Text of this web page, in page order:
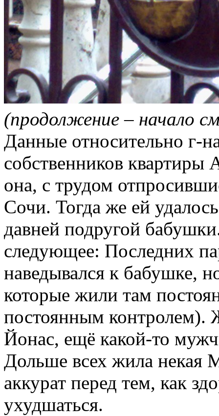
(продолжение – начало
Данные относительно г-
собственников квартиры
она, с трудом
Сочи. Тогда же ей
давней подругой
следующее: Последних
наведывался к бабушке,
которые жили там
постоянным контролем).
Йонас, ещё какой-то
Дольше всех жила некая
аккурат перед тем, как
ухудшаться.